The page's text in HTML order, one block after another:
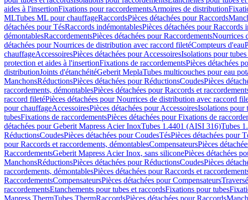
aides à l'insertionFixations pour raccordementsArmoires de distribution
MLTubes ML pour chauffageRaccordsPièces détachées pour Raccords
détachées pour TésRaccords indémontablesPièces détachées pour Raccords
démontablesRaccordementsPièces détachées pour RaccordementsNourrices
détachées pour Nourrices de distribution avec raccord filetéCompteurs d'eau
chauffageAccessoiresPièces détachées pour AccessoiresIsolations pour
protection et aides à l'insertionFixations de raccordementsPièces détachées
distributionJoints d'étanchéitéGeberit MeplaTubes multicouches pour eau
ManchonsRéductionsPièces détachées pour RéductionsCoudesPièces
raccordements, démontablesPièces détachées pour Raccords et
raccord filetéPièces détachées pour Nourrices de distribution avec raccord
pour chauffageAccessoiresPièces détachées pour AccessoiresIsolations pour
tubesFixations de raccordementsPièces détachées pour Fixations de
détachées pour Geberit Mapress Acier InoxTubes 1.4401 (AISI 316)Tubes
RéductionsCoudesPièces détachées pour CoudesTésPièces détachées pour
pour Raccords et raccordements, démontablesCompensateursPièces
RaccordementsGeberit Mapress Acier Inox, sans siliconePièces détachées
ManchonsRéductionsPièces détachées pour RéductionsCoudesPièces
raccordements, démontablesPièces détachées pour Raccords et
RaccordementsCompensateursPièces détachées pour Compensateurs
raccordementsEtanchements pour tubes et raccordsFixations pour tubes
Mapress ThermTubes ThermRaccordsPièces détachées pour Raccords